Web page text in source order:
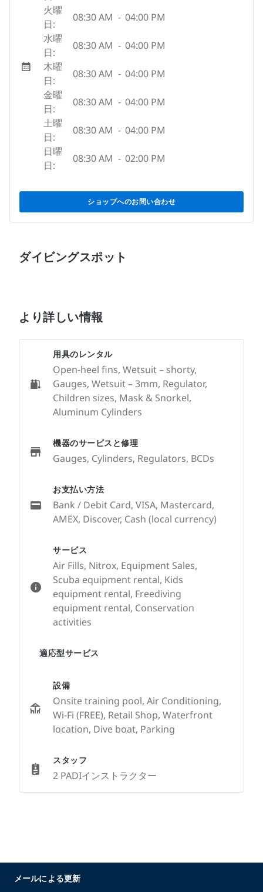
火曜
日:
08:30 AM - 04:00 PM
水曜
日:
08:30 AM - 04:00 PM
木曜
日:
08:30 AM - 04:00 PM
金曜
日:
08:30 AM - 04:00 PM
土曜
日:
08:30 AM - 04:00 PM
日曜
日:
08:30 AM - 02:00 PM
ショップへのお問い合わせ
ダイビングスポット
より詳しい情報
サービス
Air Fills, Nitrox, Equipment Sales,
Scuba equipment rental, Kids
equipment rental, Freediving
equipment rental, Conservation
activities
適応型サービス
設備
Onsite training pool, Air Conditioning,
Wi-Fi (FREE), Retail Shop, Waterfront
location, Dive boat, Parking
スタッフ
2 PADIインストラクター
用具のレンタル
Open-heel fins, Wetsuit – shorty,
Gauges, Wetsuit – 3mm, Regulator,
Children sizes, Mask & Snorkel,
Aluminum Cylinders
機器のサービスと修理
Gauges, Cylinders, Regulators, BCDs
お支払い方法
Bank / Debit Card, VISA, Mastercard,
AMEX, Discover, Cash (local currency)
メールによる更新